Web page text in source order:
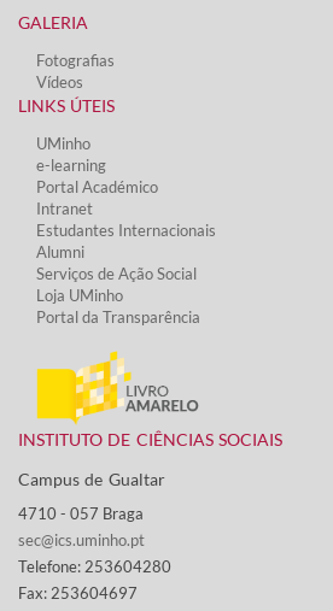
GALERIA
Fotografias
Vídeos​
LINKS ÚTEIS​
UMinho
e-learning
Portal Académico
Intranet
Estudantes Inter​​nacionais
Alumni
Serviços de Ação Social​
Loja UMinho
Portal da Transparência
INSTITUTO DE CIÊNCIAS SOCIAIS
Campus de Gualtar ​
4710 - ​057 Braga
sec@ics.uminho.pt
Telefone: 253604280
Fax: 253604697